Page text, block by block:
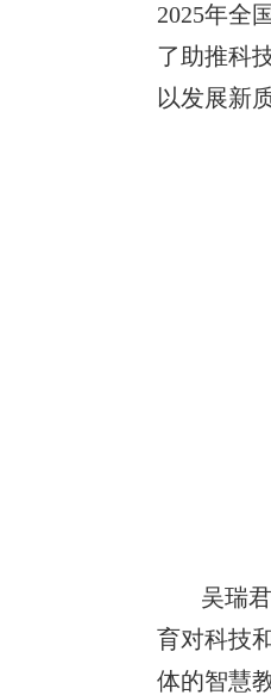
2025年全
了助推科
以发展新
吴瑞
育对科技
体的智慧